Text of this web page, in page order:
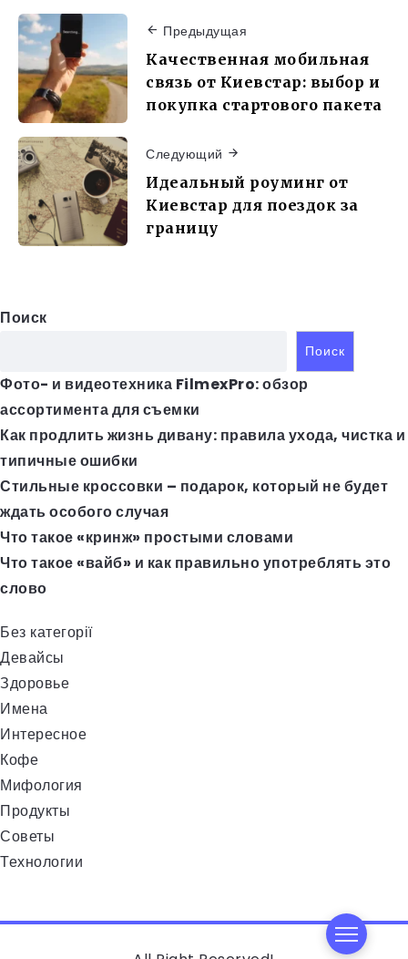
Предыдущая
Качественная мобильная
связь от Киевстар: выбор и
покупка стартового пакета
Следующий
Идеальный роуминг от
Киевстар для поездок за
границу
Поиск
Поиск
Фото- и видеотехника FilmexPro: обзор
ассортимента для съемки
Как продлить жизнь дивану: правила ухода, чистка и
типичные ошибки
Стильные кроссовки – подарок, который не будет
ждать особого случая
Что такое «кринж» простыми словами
Что такое «вайб» и как правильно употреблять это
слово
Без категорії
Девайсы
Здоровье
Имена
Интересное
Кофе
Мифология
Продукты
Советы
Технологии